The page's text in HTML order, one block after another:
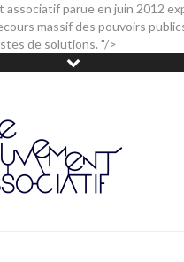
parue en juin 2012
massif des pouvoirs
de solutions. "/>